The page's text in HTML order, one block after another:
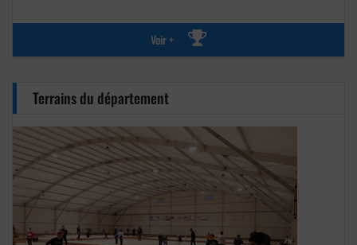
Voir +
Terrains du département